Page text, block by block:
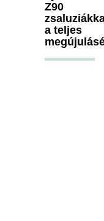
Z90
a teljes